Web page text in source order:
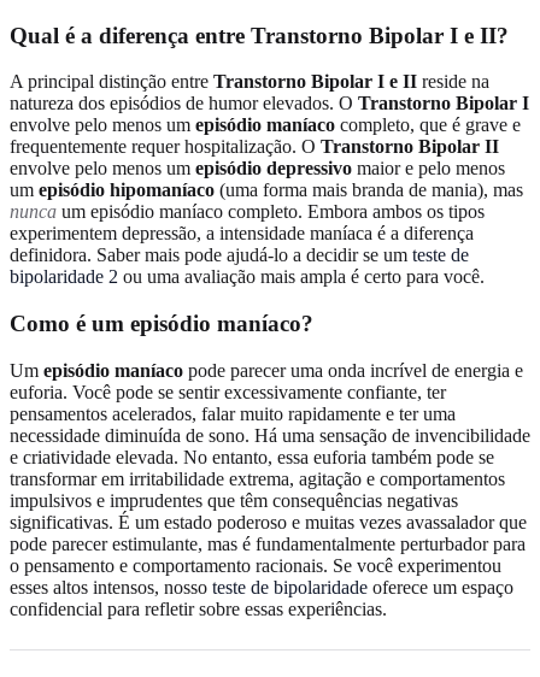
Qual é a diferença entre Transtorno Bipolar I e II?
A principal distinção entre Transtorno Bipolar I e II reside na
natureza dos episódios de humor elevados. O Transtorno Bipolar I
envolve pelo menos um episódio maníaco completo, que é grave e
frequentemente requer hospitalização. O Transtorno Bipolar II
envolve pelo menos um episódio depressivo maior e pelo menos
um episódio hipomaníaco (uma forma mais branda de mania), mas
nunca um episódio maníaco completo. Embora ambos os tipos
experimentem depressão, a intensidade maníaca é a diferença
definidora. Saber mais pode ajudá-lo a decidir se um teste de
bipolaridade 2 ou uma avaliação mais ampla é certo para você.
Como é um episódio maníaco?
Um episódio maníaco pode parecer uma onda incrível de energia e
euforia. Você pode se sentir excessivamente confiante, ter
pensamentos acelerados, falar muito rapidamente e ter uma
necessidade diminuída de sono. Há uma sensação de invencibilidade
e criatividade elevada. No entanto, essa euforia também pode se
transformar em irritabilidade extrema, agitação e comportamentos
impulsivos e imprudentes que têm consequências negativas
significativas. É um estado poderoso e muitas vezes avassalador que
pode parecer estimulante, mas é fundamentalmente perturbador para
o pensamento e comportamento racionais. Se você experimentou
esses altos intensos, nosso teste de bipolaridade oferece um espaço
confidencial para refletir sobre essas experiências.